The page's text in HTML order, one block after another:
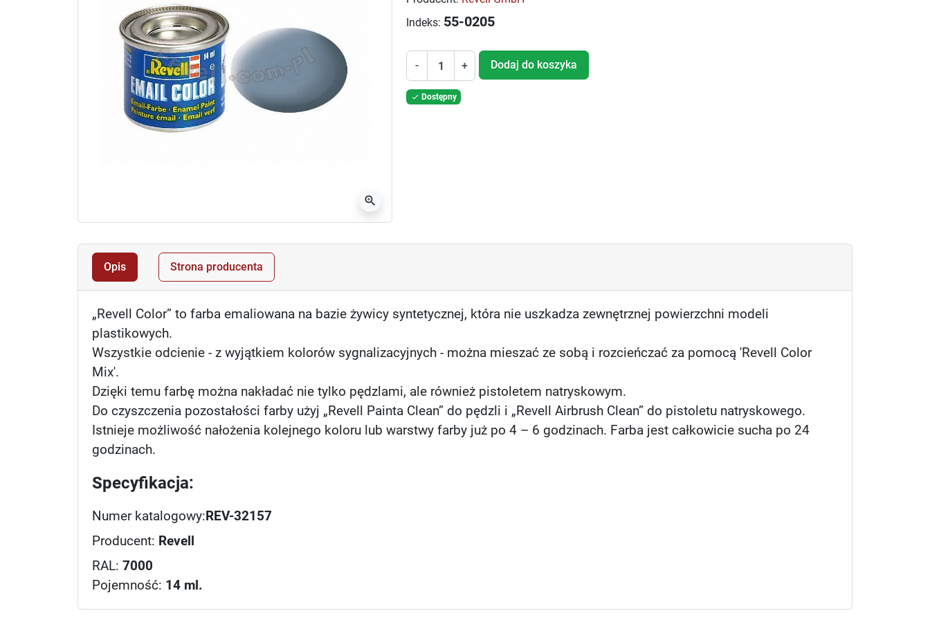
zoom_in
Indeks: 55-0205
- + Dodaj do koszyka
 Dostępny
Opis Strona producenta
„Revell Color” to farba emaliowana na bazie żywicy syntetycznej, która nie uszkadza zewnętrznej powierzchni modeli
plastikowych.
Wszystkie odcienie - z wyjątkiem kolorów sygnalizacyjnych - można mieszać ze sobą i rozcieńczać za pomocą 'Revell Color
Mix'.
Dzięki temu farbę można nakładać nie tylko pędzlami, ale również pistoletem natryskowym.
Do czyszczenia pozostałości farby użyj „Revell Painta Clean” do pędzli i „Revell Airbrush Clean” do pistoletu natryskowego.
Istnieje możliwość nałożenia kolejnego koloru lub warstwy farby już po 4 – 6 godzinach. Farba jest całkowicie sucha po 24
godzinach.
Specyfikacja:
Numer katalogowy: REV-32157
Producent: Revell
RAL: 7000
Pojemność: 14 ml.